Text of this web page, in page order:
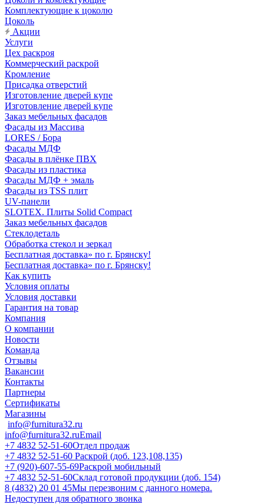
Комплектующие к цоколю
Цоколь
Акции
Услуги
Цех раскроя
Коммерческий раскрой
Кромление
Присадка отверстий
Изготовление дверей купе
Изготовление дверей купе
Заказ мебельных фасадов
Фасады из Массива
LORES / Бора
Фасады МДФ
Фасады в плёнке ПВХ
Фасады из пластика
Фасады МДФ + эмаль
Фасады из TSS плит
UV-панели
SLOTEX. Плиты Solid Compact
Заказ мебельных фасадов
Стеклодеталь
Обработка стекол и зеркал
Бесплатная доставка» по г. Брянску!
Бесплатная доставка» по г. Брянску!
Как купить
Условия оплаты
Условия доставки
Гарантия на товар
Компания
О компании
Новости
Команда
Отзывы
Вакансии
Контакты
Партнеры
Сертификаты
Магазины
info@furnitura32.ru
info@furnitura32.ruEmail
+7 4832 52-51-60Отдел продаж
+7 4832 52-51-60 Раскрой (доб. 123,108,135)
+7 (920)-607-55-69Раскрой мобильный
+7 4832 52-51-60Склад готовой продукции (доб. 154)
8 (4832) 20 01 45Мы перезвоним с данного номера.
Недоступен для обратного звонка